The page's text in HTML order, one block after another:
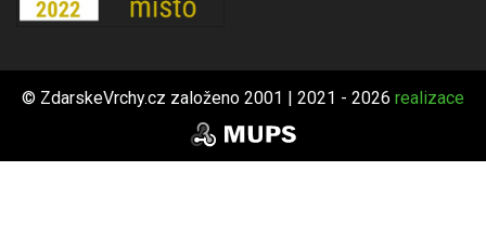
© ZdarskeVrchy.cz založeno 2001 | 2021 - 2026 realizace